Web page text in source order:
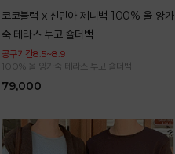
코코블랙 x 신민아 제니백 100% 올 양가
죽 테라스 투고 숄더백
공구기간8.5~8.9
100% 올 양가죽 테라스 투고 숄더백
79,000